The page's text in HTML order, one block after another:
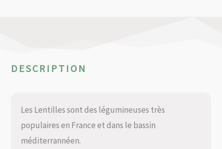
DESCRIPTION
Les Lentilles sont des légumineuses très
populaires en France et dans le bassin
méditerrannéen.